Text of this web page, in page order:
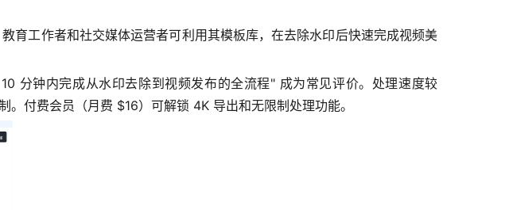
育工作者和社交媒体运营者可利用其模板库，在去除水印后快速完成视频美
分钟内完成从水印去除到视频发布的全流程" 成为常见评价。处理速度较
付费会员（月费 $16）可解锁 4K 导出和无限制处理功能。